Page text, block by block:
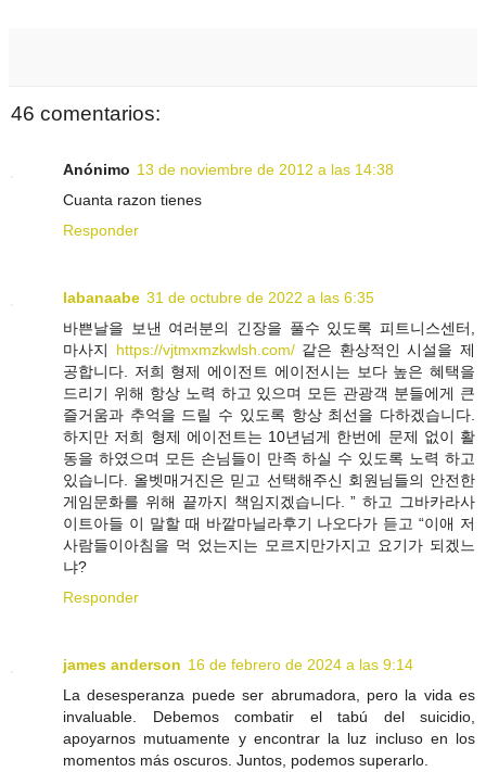
46 comentarios:
Anónimo 13 de noviembre de 2012 a las 14:38
Cuanta razon tienes
Responder
labanaabe 31 de octubre de 2022 a las 6:35
바쁜날을 보낸 여러분의 긴장을 풀수 있도록 피트니스센터,
마사지 https://vjtmxmzkwlsh.com/같은 환상적인 시설을 제
공합니다. 저희 형제 에이전트 에이전시는 보다 높은 혜택을
드리기 위해 항상 노력 하고 있으며 모든 관광객 분들에게 큰
즐거움과 추억을 드릴 수 있도록 항상 최선을 다하겠습니다.
하지만 저희 형제 에이전트는 10년넘게 한번에 문제 없이 활
동을 하였으며 모든 손님들이 만족 하실 수 있도록 노력 하고
있습니다. 올벳매거진은 믿고 선택해주신 회원님들의 안전한
게임문화를 위해 끝까지 책임지겠습니다. ” 하고 그바카라사
이트아들 이 말할 때 바깥마닐라후기 나오다가 듣고 “이애 저
사람들이아침을 먹 었는지는 모르지만가지고 요기가 되겠느
냐?
Responder
james anderson 16 de febrero de 2024 a las 9:14
La desesperanza puede ser abrumadora, pero la vida es
invaluable. Debemos combatir el tabú del suicidio,
apoyarnos mutuamente y encontrar la luz incluso en los
momentos más oscuros. Juntos, podemos superarlo.